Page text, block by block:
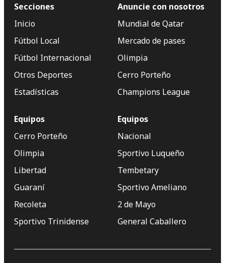
Secciones
Inicio
Fútbol Local
Fútbol Internacional
Otros Deportes
Estadísticas
Anuncie con nosotros
Mundial de Qatar
Mercado de pases
Olimpia
Cerro Porteño
Champions League
Equipos
Cerro Porteño
Olimpia
Libertad
Guaraní
Recoleta
Sportivo Trinidense
Equipos
Nacional
Sportivo Luqueño
Tembetary
Sportivo Ameliano
2 de Mayo
General Caballero